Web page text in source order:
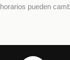
horarios pueden